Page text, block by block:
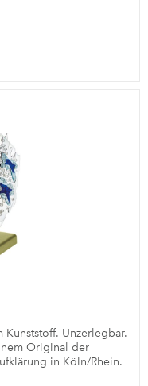
Kunststoff. Unzerlegbar.
Original der
in Köln/Rhein.